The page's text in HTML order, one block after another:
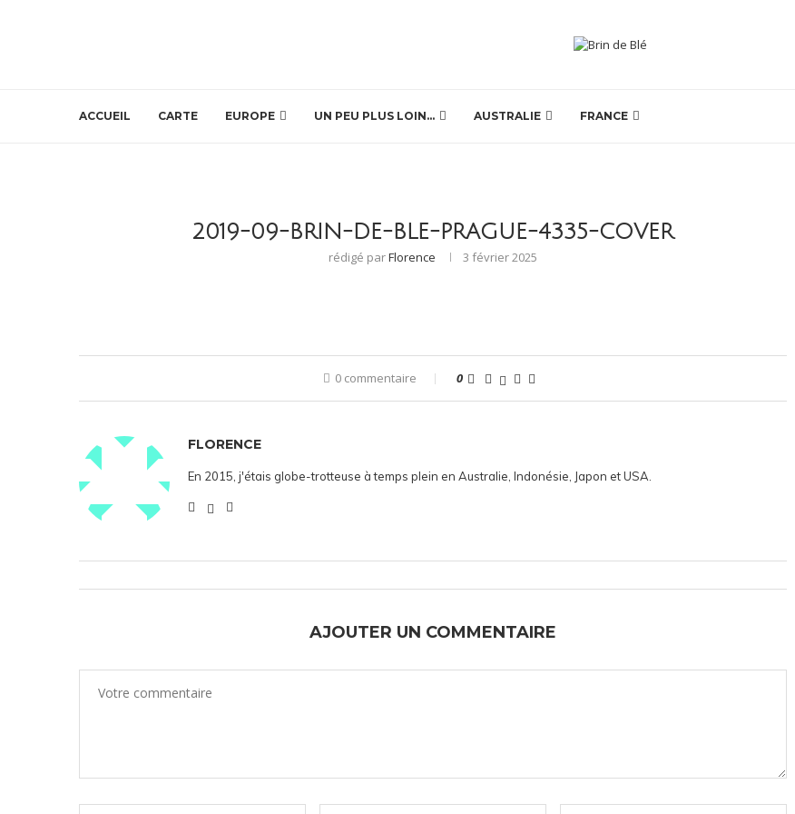
ACCUEIL CARTE EUROPE UN PEU PLUS LOIN… AUSTRALIE FRANCE
2019-09-BRIN-DE-BLE-PRAGUE-4335-COVER
rédigé parFlorence 3 février 2025
0 commentaire 0
FLORENCE
En 2015, j'étais globe-trotteuse à temps plein en Australie, Indonésie, Japon et USA.
AJOUTER UN COMMENTAIRE